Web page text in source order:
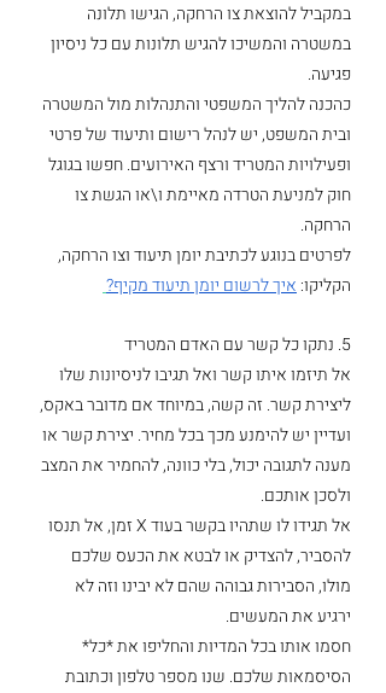
במקביל להוצאת צו הרחקה, הגישו תלונה
במשטרה והמשיכו להגיש תלונות עם כל ניסיון
פגיעה.
כהכנה להליך המשפטי והתנהלות מול המשטרה
ובית המשפט, יש לנהל רישום ותיעוד של פרטי
ופעילויות המטריד ורצף האירועים. חפשו בגוגל
חוק למניעת הטרדה מאיימת ו\או הגשת צו
הרחקה.
לפרטים בנוגע לכתיבת יומן תיעוד וצו הרחקה,
הקליקו: איך לרשום יומן תיעוד מקיף?
5. נתקו כל קשר עם האדם המטריד
אל תיזמו איתו קשר ואל תגיבו לניסיונות שלו
ליצירת קשר. זה קשה, במיוחד אם מדובר באקס,
ועדיין יש להימנע מכך בכל מחיר. יצירת קשר או
מענה לתגובה יכול, בלי כוונה, להחמיר את המצב
ולסכן אותכם.
אל תגידו לו שתהיו בקשר בעוד X זמן, אל תנסו
להסביר, להצדיק או לבטא את הכעס שלכם
מולו, הסבירות גבוהה שהם לא יבינו וזה לא
ירגיע את המעשים.
חסמו אותו בכל המדיות והחליפו את *כל*
הסיסמאות שלכם. שנו מספר טלפון וכתובת